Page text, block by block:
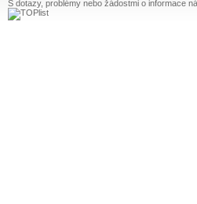
S dotazy, problémy nebo žádostmi o informace